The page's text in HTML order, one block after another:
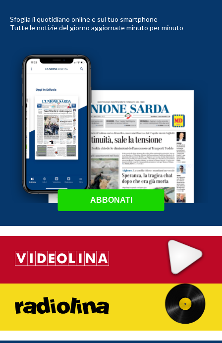
Sfoglia il quotidiano online e sul tuo smartphone
Tutte le notizie del giorno aggiornate minuto per minuto
ABBONATI